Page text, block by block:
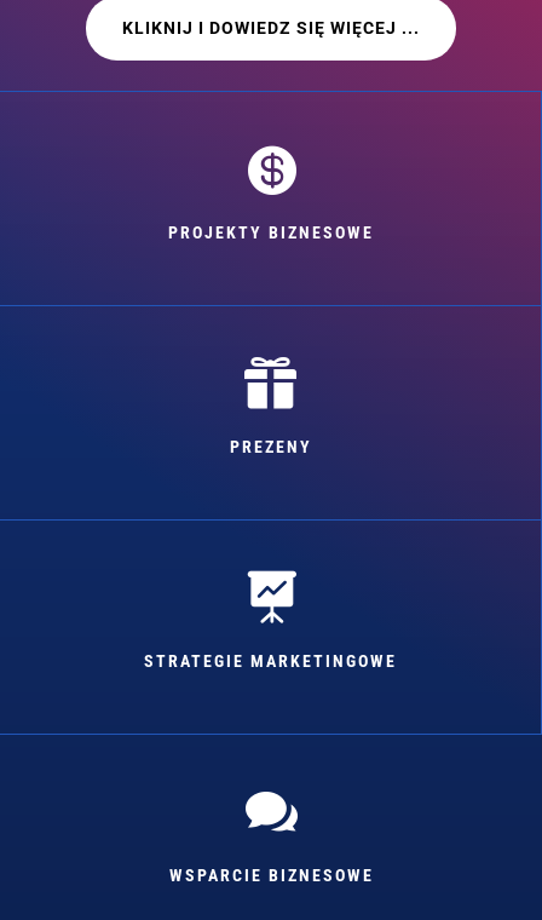
KLIKNIJ I DOWIEDZ SIĘ WIĘCEJ ...

PROJEKTY BIZNESOWE

PREZENY

STRATEGIE MARKETINGOWE

WSPARCIE BIZNESOWE